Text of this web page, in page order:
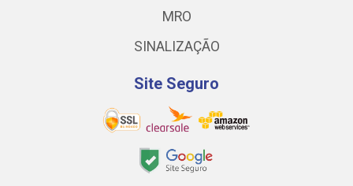
MRO
SINALIZAÇÃO
Site Seguro